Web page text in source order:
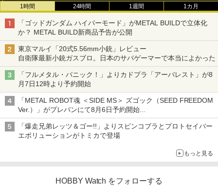
1時間 24時間 1週間 1カ月
「ゴッドガンダム ハイパーモード」がMETAL BUILDで立体化
か？ METAL BUILD新商品予告が公開
東京マルイ「20式5.56mm小銃」レビュー
自衛隊最新小銃ガスブロ。日本のサバゲーマーで本当によかった
「フルメタル・パニック！」よりカドプラ「アーバレスト」が8
月7日12時より予約開始
「METAL ROBOT魂 ＜SIDE MS＞ ズゴック（SEED FREEDOM
Ver.）」がプレバンにて8月6日予約開始
「METAL ROBOT魂 ＜SIDE MS＞ キャバリアーアイフリッド」
も同時予約開始
「爆走兄弟レッツ＆ゴー!!」よりスピンコブラとプロトセイバー
エボリューションがトミカで登場
もっと見る
HOBBY Watch をフォローする